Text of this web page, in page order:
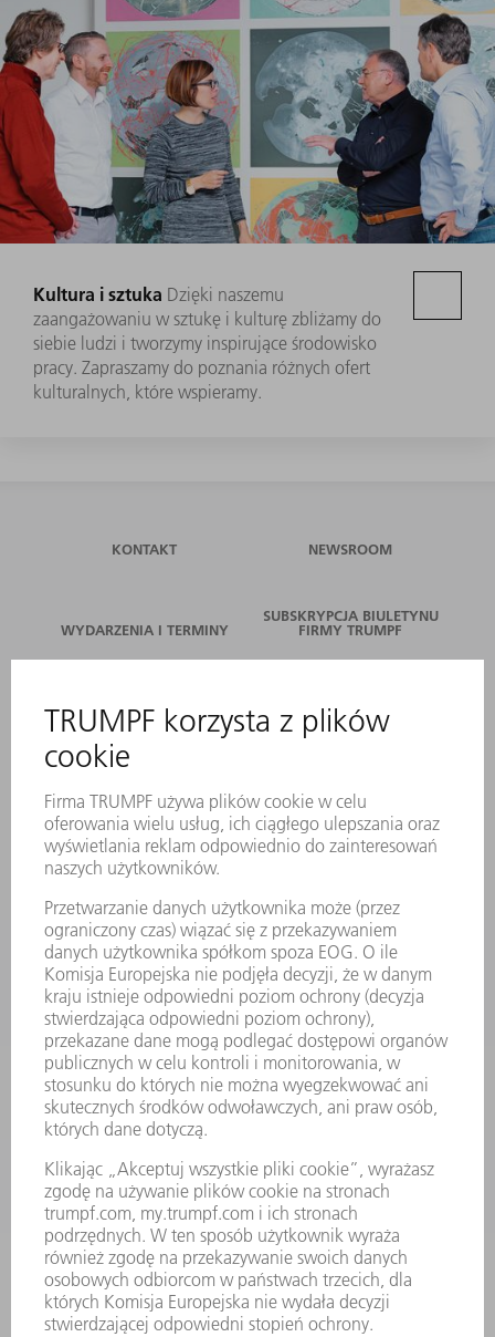
Kultura i sztuka Dzięki naszemu
zaangażowaniu w sztukę i kulturę zbliżamy do
siebie ludzi i tworzymy inspirujące środowisko
pracy. Zapraszamy do poznania różnych ofert
kulturalnych, które wspieramy.
KONTAKT NEWSROOM
WYDARZENIA I TERMINY
SUBSKRYPCJA BIULETYNU
FIRMY TRUMPF
SERWIS ONLINE
KONTAKT
LOKALIZACJE
WYDARZENIA I TERMINY
SUBSKRYPCJA NEWSLETTERA
MYTRUMPF
KARTY BEZPIECZEŃSTWA
PRODUKTY
MASZYNY & SYSTEMY
LASER
ENERGOELEKTRONIKA
ELEKTRONARZĘDZIA
SMART FACTORY
OPROGRAMOWANIE
USŁUGI SERWISOWE
ZASTOSOWANIA
BRANŻE
FIRMA
OFERTY STANOWISK
PROFIL FIRMY
ZARZĄD
SPRAWOZDANIE Z DZIAŁALNOŚCI
ZASADY BIZNESOWE
ZAPEWNIENIE ZGODNOŚCI DZIAŁALNOŚCI Z REGULACJAMI
SYSTEM ZGŁASZANIA NIEPRAWIDŁOWOŚCI
BEZPIECZEŃSTWO